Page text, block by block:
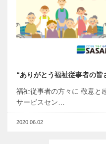
“ありがとう福祉従事者の皆
福祉従事者の方々に 敬意
サービスセン…
2020.06.02